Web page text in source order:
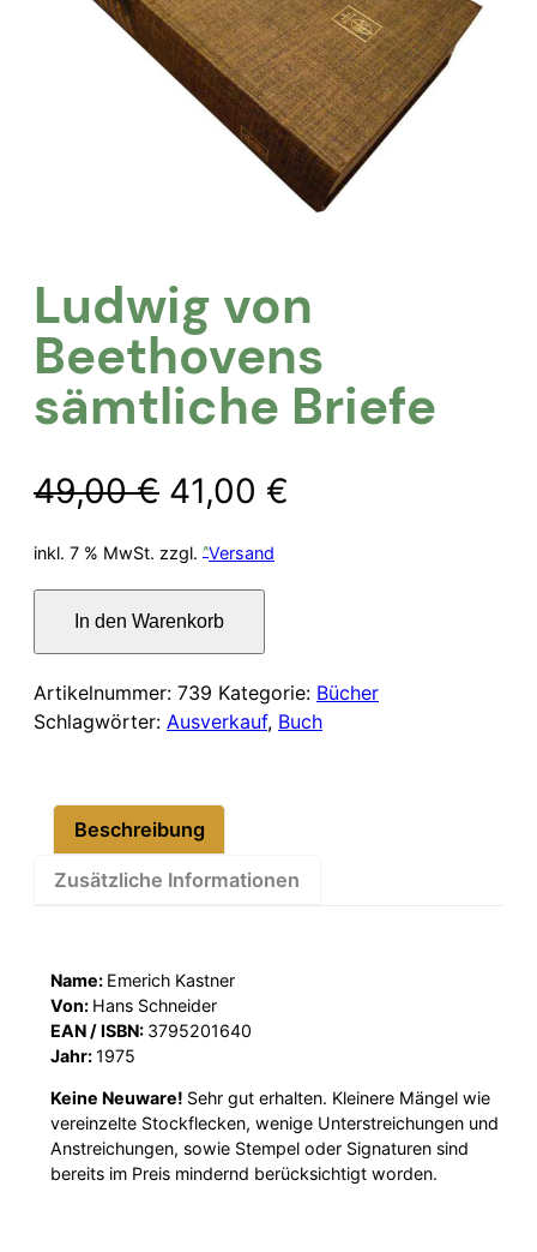
Ludwig von
Beethovens
sämtliche Briefe
49,00€ Ursprünglicher
Preis
war:
49,00 €
41,00 €
inkl. 7 % MwSt. zzgl. Versand
Beethovens
sämtliche
Briefe
In den Warenkorb
Artikelnummer: 739 Kategorie: Bücher
Schlagwörter: Ausverkauf, Buch
Beschreibung
Zusätzliche Informationen
Name: Emerich Kastner
Von: Hans Schneider
EAN / ISBN: 3795201640
Jahr:1975
Keine Neuware! Sehr gut erhalten. Kleinere Mängel wie
vereinzelte Stockflecken, wenige Unterstreichungen und
Anstreichungen, sowie Stempel oder Signaturen sind
bereits im Preis mindernd berücksichtigt worden.